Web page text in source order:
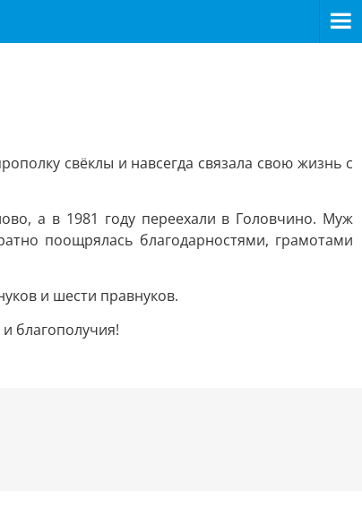
свёклы и навсегда связала свою жизнь с
а в 1981 году переехали в Головчино. Муж
поощрялась благодарностями, грамотами
и шести правнуков.
благополучия!